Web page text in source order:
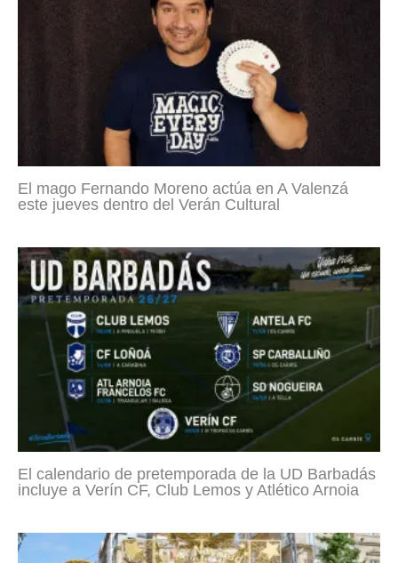
El mago Fernando Moreno actúa en A Valenzá
este jueves dentro del Verán Cultural
El calendario de pretemporada de la UD Barbadás
incluye a Verín CF, Club Lemos y Atlético Arnoia